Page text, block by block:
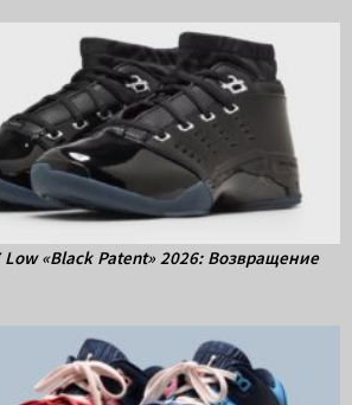
«Black Patent» 2026: Возвращение